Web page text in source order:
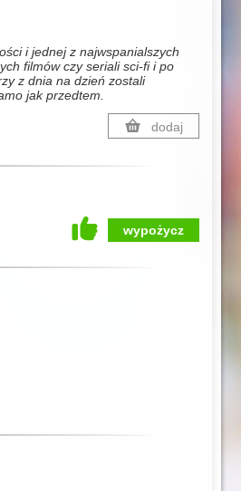
i jednej z najwspanialszych
filmów czy seriali sci-fi i po
z dnia na dzień zostali
jak przedtem.
dodaj
wypożycz